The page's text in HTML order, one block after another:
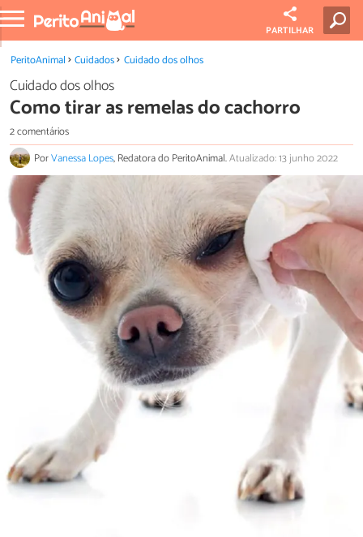
PARTILHAR
PeritoAnimal Cuidados Cuidado dos olhos
Cuidado dos olhos
Como tirar as remelas do cachorro
2 comentários
PorVanessa Lopes, Redatora do PeritoAnimal.Atualizado: 13 junho 2022